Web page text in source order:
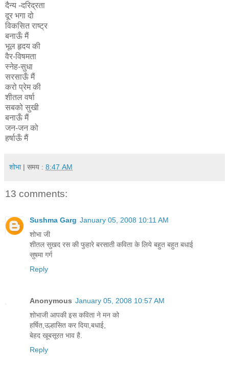
दैन्य -दरिद्रता
दूर भगा दो
विकसित राष्ट्र
बनाऊँ मैं
भूल हृदय की
वैर-विषमता
स्नेह-सुधा
सरसाऊँ मैं
करो प्रेम की
शीतल वर्षा
सबको सुखी
बनाऊँ मैं
जन-जन को
हर्षाऊँ मैं
शोभा | समय : 8:47 AM
13 comments:
Sushma Garg January 05, 2008 10:11 AM
शोभा जी
शीतल सुखद रस की फुहारे बरसाती कविता के लिये बहुत बहुत बधाई
सुषमा गर्ग
Reply
Anonymous January 05, 2008 10:57 AM
शोभाजी आपकी इस कविता ने मन को
हर्षित,उल्हासित कर दिया,बधाई,
बेहद खूबसूरत भाव है.
Reply